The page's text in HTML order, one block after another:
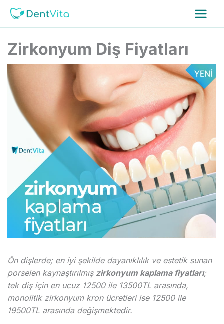
İçeriğe
atla
Zirkonyum Diş Fiyatları
Ön dişlerde; en iyi şekilde dayanıklılık ve estetik sunan
porselen kaynaştırılmış zirkonyum kaplama fiyatları;
tek diş için en ucuz 12500 ile 13500TL arasında,
monolitik zirkonyum kron ücretleri ise 12500 ile
19500TL arasında değişmektedir.